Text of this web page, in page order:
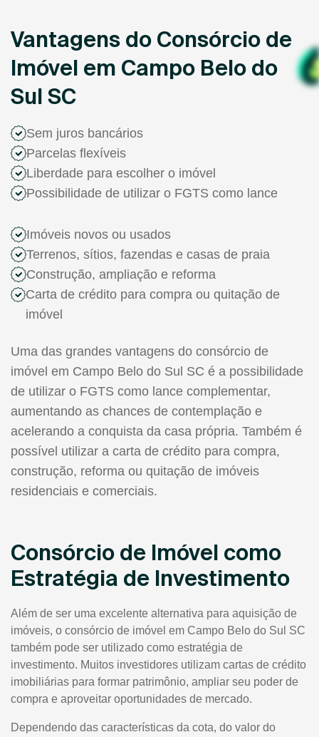
Vantagens do Consórcio de
Imóvel em Campo Belo do
Sul SC
Sem juros bancários
Parcelas flexíveis
Liberdade para escolher o imóvel
Possibilidade de utilizar o FGTS como lance
Imóveis novos ou usados
Terrenos, sítios, fazendas e casas de praia
Construção, ampliação e reforma
Carta de crédito para compra ou quitação de
imóvel
Uma das grandes vantagens do consórcio de
imóvel em Campo Belo do Sul SC é a possibilidade
de utilizar o FGTS como lance complementar,
aumentando as chances de contemplação e
acelerando a conquista da casa própria. Também é
possível utilizar a carta de crédito para compra,
construção, reforma ou quitação de imóveis
residenciais e comerciais.
Consórcio de Imóvel como
Estratégia de Investimento
Além de ser uma excelente alternativa para aquisição de
imóveis, o consórcio de imóvel em Campo Belo do Sul SC
também pode ser utilizado como estratégia de
investimento. Muitos investidores utilizam cartas de crédito
imobiliárias para formar patrimônio, ampliar seu poder de
compra e aproveitar oportunidades de mercado.
Dependendo das características da cota, do valor do